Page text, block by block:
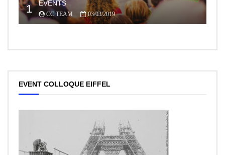
1 EVENTS
CC TEAM 03/03/2019
EVENT COLLOQUE EIFFEL